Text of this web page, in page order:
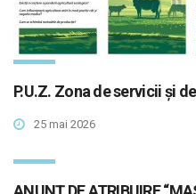
P.U.Z. Zona de servicii și
25 mai 2026